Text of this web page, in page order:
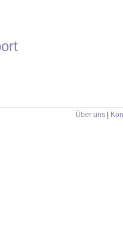
Über uns|